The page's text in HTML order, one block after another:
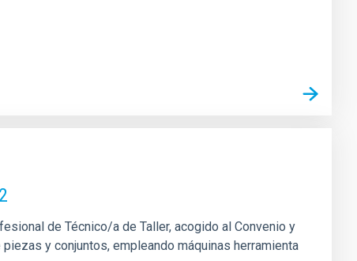
de Técnico/a de Taller, acogido al Convenio y
y conjuntos, empleando máquinas herramienta